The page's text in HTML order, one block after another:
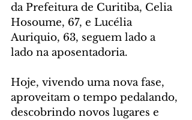
da Prefeitura de Curitiba, Celia
Hosoume, 67, e Lucélia
Auriquio, 63, seguem lado a
lado na aposentadoria.
Hoje, vivendo uma nova fase,
aproveitam o tempo pedalando,
descobrindo novos lugares e